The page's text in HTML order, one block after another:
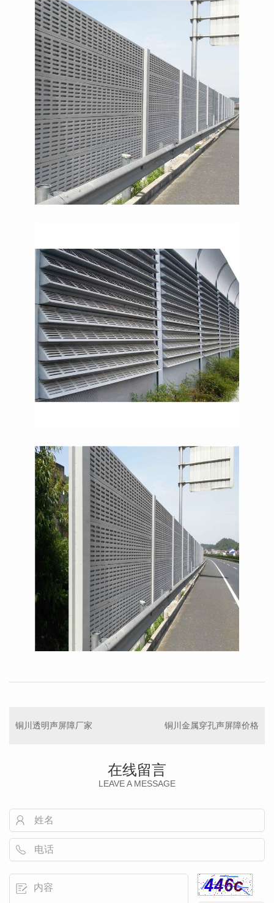
铜川透明声屏障厂家 铜川金属穿孔声屏障价格
在线留言
LEAVE A MESSAGE